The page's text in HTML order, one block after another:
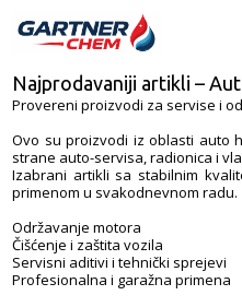
Najprodavaniji artikli –
Provereni proizvodi za servise i
Ovo su proizvodi iz oblasti auto
strane auto-servisa, radionica i
Izabrani artikli sa stabilnim
primenom u svakodnevnom radu.
Održavanje motora
Čišćenje i zaštita vozila
Servisni aditivi i tehnički sprejevi
Profesionalna i garažna primena